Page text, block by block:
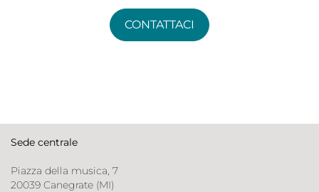
CONTATTACI
Sede centrale
Piazza della musica, 7
20039 Canegrate (MI)